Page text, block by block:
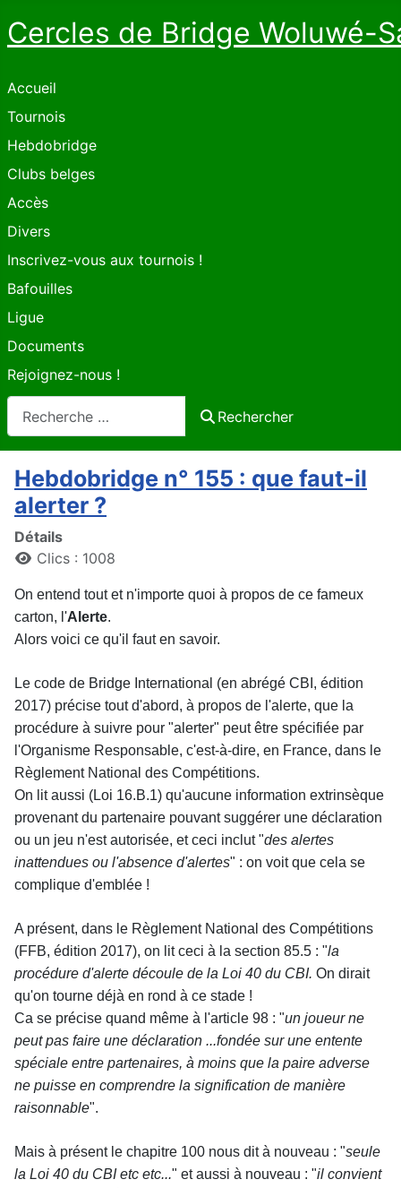
Cercles de Bridge Woluwé-
Accueil
Tournois
Hebdobridge
Clubs belges
Accès
Divers
Inscrivez-vous aux tournois !
Bafouilles
Ligue
Documents
Rejoignez-nous !
Rechercher
Hebdobridge n° 155 : que faut-il
alerter ?
Détails
Clics : 1008
On entend tout et n'importe quoi à propos de ce fameux
carton, l'Alerte.
Alors voici ce qu'il faut en savoir.
Le code de Bridge International (en abrégé CBI, édition
2017) précise tout d'abord, à propos de l'alerte, que la
procédure à suivre pour "alerter" peut être spécifiée par
l'Organisme Responsable, c'est-à-dire, en France, dans le
Règlement National des Compétitions.
On lit aussi (Loi 16.B.1) qu'aucune information extrinsèque
provenant du partenaire pouvant suggérer une déclaration
ou un jeu n'est autorisée, et ceci inclut "des alertes
inattendues ou l'absence d'alertes" : on voit que cela se
complique d'emblée !
A présent, dans le Règlement National des Compétitions
(FFB, édition 2017), on lit ceci à la section 85.5 : "la
procédure d'alerte découle de la Loi 40 du CBI. On dirait
qu'on tourne déjà en rond à ce stade !
Ca se précise quand même à l'article 98 : "un joueur ne
peut pas faire une déclaration ...fondée sur une entente
spéciale entre partenaires, à moins que la paire adverse
ne puisse en comprendre la signification de manière
raisonnable".
Mais à présent le chapitre 100 nous dit à nouveau : "seule
la Loi 40 du CBI etc etc..." et aussi à nouveau : "il convient